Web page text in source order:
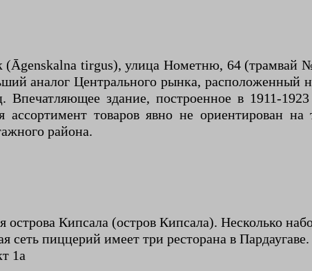
(Āgenskalna tirgus), улица Нометню, 64
аналог Центрального рынка, расположенный
здание, построенное в 1911-
ассортимент товаров явно не ориентирован
района.
острова Кипсала (остров Кипсала). Несколько
сеть пиццерий имеет три ресторана в Пардаугаве.
1а